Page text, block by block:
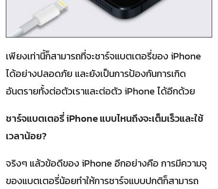
เพียงเท่านี้ก็สามารถที่จะชาร์จแบตเตอรี่ของ iPhone
ได้อย่างปลอดภัย และยังเป็นการป้องกันการเกิด
อันตรายทั้งต่อตัวเราและต่อตัว iPhone ได้อีกด้วย
ชาร์จแบตเตอรี่ iPhone แบบไหนถึงจะเต็มเร็วและใช้
เวลาน้อย?
จริงๆ แล้วข้อดีของ iPhone อีกอย่างคือ การมีความจุ
ของแบตเตอรี่น้อยทำให้การชาร์จแบบปกติก็สามารถ